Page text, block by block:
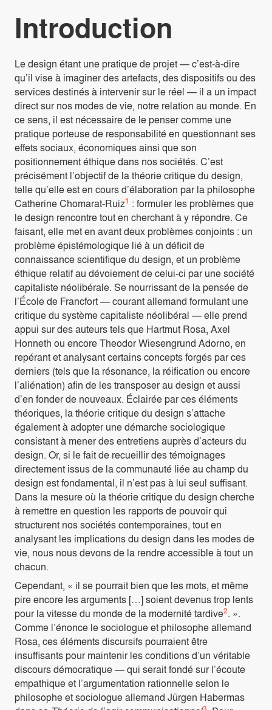
Introduction
Le design étant une pratique de projet — c’est-à-dire
qu’il vise à imaginer des artefacts, des dispositifs ou des
services destinés à intervenir sur le réel — il a un impact
direct sur nos modes de vie, notre relation au monde. En
ce sens, il est nécessaire de le penser comme une
pratique porteuse de responsabilité en questionnant ses
effets sociaux, économiques ainsi que son
positionnement éthique dans nos sociétés. C’est
précisément l’objectif de la théorie critique du design,
telle qu’elle est en cours d’élaboration par la philosophe
Catherine Chomarat-Ruiz1 : formuler les problèmes que
le design rencontre tout en cherchant à y répondre. Ce
faisant, elle met en avant deux problèmes conjoints : un
problème épistémologique lié à un déficit de
connaissance scientifique du design, et un problème
éthique relatif au dévoiement de celui-ci par une société
capitaliste néolibérale. Se nourrissant de la pensée de
l’École de Francfort — courant allemand formulant une
critique du système capitaliste néolibéral — elle prend
appui sur des auteurs tels que Hartmut Rosa, Axel
Honneth ou encore Theodor Wiesengrund Adorno, en
repérant et analysant certains concepts forgés par ces
derniers (tels que la résonance, la réification ou encore
l’aliénation) afin de les transposer au design et aussi
d’en fonder de nouveaux. Éclairée par ces éléments
théoriques, la théorie critique du design s’attache
également à adopter une démarche sociologique
consistant à mener des entretiens auprès d’acteurs du
design. Or, si le fait de recueillir des témoignages
directement issus de la communauté liée au champ du
design est fondamental, il n’est pas à lui seul suffisant.
Dans la mesure où la théorie critique du design cherche
à remettre en question les rapports de pouvoir qui
structurent nos sociétés contemporaines, tout en
analysant les implications du design dans les modes de
vie, nous nous devons de la rendre accessible à tout un
chacun.
Cependant, « il se pourrait bien que les mots, et même
pire encore les arguments […] soient devenus trop lents
pour la vitesse du monde de la modernité tardive2. ».
Comme l’énonce le sociologue et philosophe allemand
Rosa, ces éléments discursifs pourraient être
insuffisants pour maintenir les conditions d’un véritable
discours démocratique — qui serait fondé sur l’écoute
empathique et l’argumentation rationnelle selon le
philosophe et sociologue allemand Jürgen Habermas